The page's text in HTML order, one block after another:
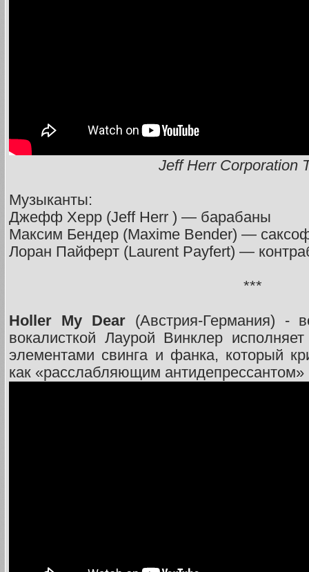
Jeff Herr Corporation
Музыканты:
Джефф Херр (Jeff Herr ) — барабаны
Максим Бендер (Maxime Bender) —
Лоран Пайферт (Laurent Payfert) —
***
Holler My Dear(Австрия-Германия) -
вокалисткой Лаурой Винклер
элементами свинга и фанка, который
как «расслабляющим антидепрессантом»